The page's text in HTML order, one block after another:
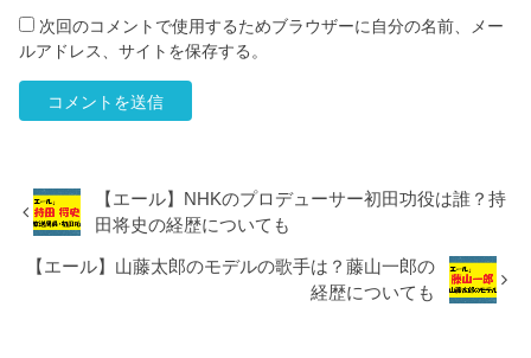
次回のコメントで使用するためブラウザーに自分の名前、メー
ルアドレス、サイトを保存する。
【エール】NHKのプロデューサー初田功役は誰？持
田将史の経歴についても
【エール】山藤太郎のモデルの歌手は？藤山一郎の
経歴についても